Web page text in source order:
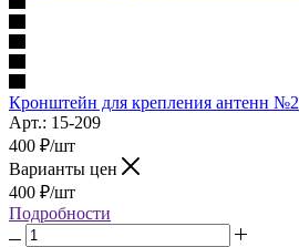
Кронштейн для крепления антенн №2
Арт.: 15-209
400 ₽/шт
Варианты цен
400 ₽/шт
Подробности